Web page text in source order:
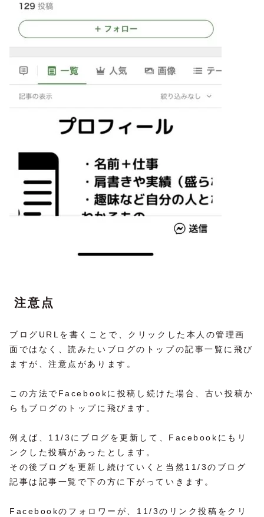
注意点
ブログURLを書くことで、クリックした本人の管理画
面ではなく、読みたいブログのトップの記事一覧に飛び
ますが、注意点があります。
この方法でFacebookに投稿し続けた場合、古い投稿か
らもブログのトップに飛びます。
例えば、11/3にブログを更新して、Facebookにもリ
ンクした投稿があったとします。
その後ブログを更新し続けていくと当然11/3のブログ
記事は記事一覧で下の方に下がっていきます。
Facebookのフォロワーが、11/3のリンク投稿をクリ